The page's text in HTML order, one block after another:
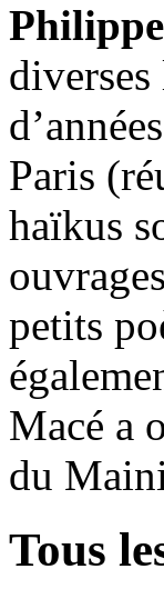
Paris
haïkus
petits
Macé a
du
Tous